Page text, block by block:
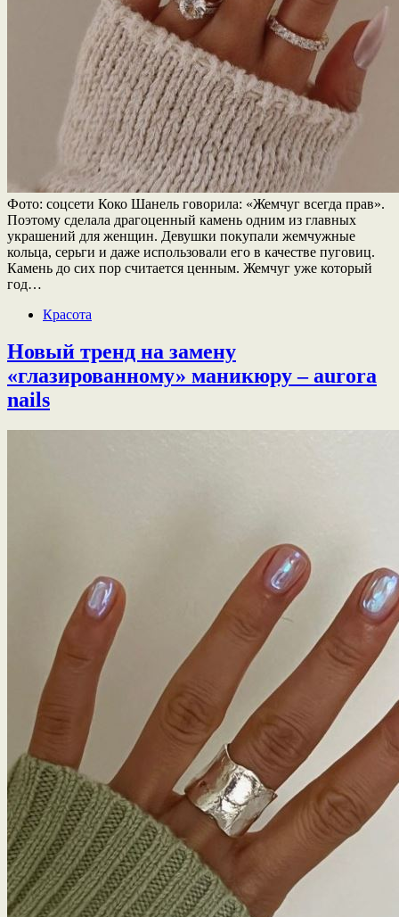
Фото: соцсети Коко Шанель говорила: «Жемчуг всегда прав».
Поэтому сделала драгоценный камень одним из главных
украшений для женщин. Девушки покупали жемчужные
кольца, серьги и даже использовали его в качестве пуговиц.
Камень до сих пор считается ценным. Жемчуг уже который
год…
Красота
Новый тренд на замену
«глазированному» маникюру – aurora
nails